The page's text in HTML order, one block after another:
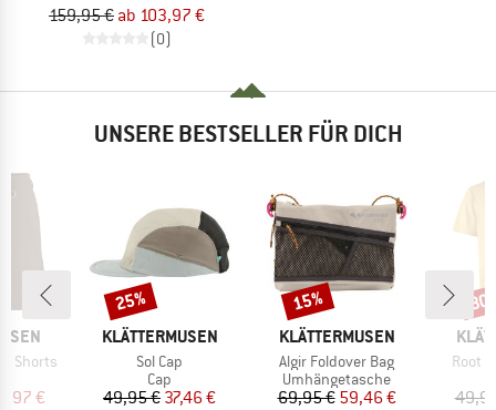
159,95 € ab 103,97 €
(0)
UNSERE BESTSELLER FÜR DICH
Shorts
Preis
€
MARKE
KLÄTTERMUSEN
Artikel
Sol Cap
Produktgruppe
Cap
Preis
49,95 €reduzierter Preis
37,46 €
Rabatt
25%
MARKE
KLÄTTERMUSEN
Artikel
Algir Foldover Bag
Produktgruppe
Umhängetasche
Preis
69,95 €reduzierter Preis
59,46 €
Rabatt
15%
Artikel
Root